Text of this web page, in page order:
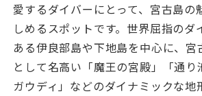
愛するダイバーにとって、宮古島の
しめるスポットです。世界屈指のダ
ある伊良部島や下地島を中心に、宮
として名高い「魔王の宮殿」「通り
ガウディ」などのダイナミックな地